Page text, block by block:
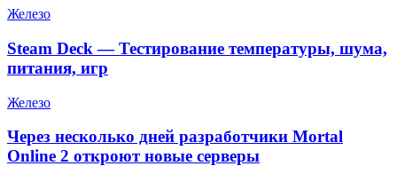
Железо
Steam Deck — Тестирование температуры, шума,
питания, игр
Железо
Через несколько дней разработчики Mortal
Online 2 откроют новые серверы